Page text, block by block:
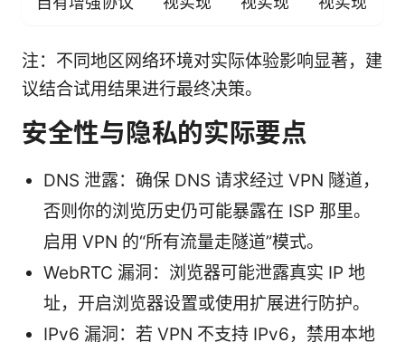
注：不同地区网络环境对实际体验影响显著，建
议结合试用结果进行最终决策。
安全性与隐私的实际要点
DNS 泄露：确保 DNS 请求经过 VPN 隧道，
否则你的浏览历史仍可能暴露在 ISP 那里。
启用 VPN 的“所有流量走隧道”模式。
WebRTC 漏洞：浏览器可能泄露真实 IP 地
址，开启浏览器设置或使用扩展进行防护。
IPv6 漏洞：若 VPN 不支持 IPv6，禁用本地